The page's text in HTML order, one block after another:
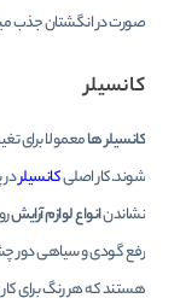
صورت در انگشتان جذب
کانسیلر
کانسیلر هامعمولا برای
شوند.کار اصلیکانسیلردر
نشاندنانواع لوازم آرایش
رفع گودی و سیاهی دور
هستند که هر رنگ برای